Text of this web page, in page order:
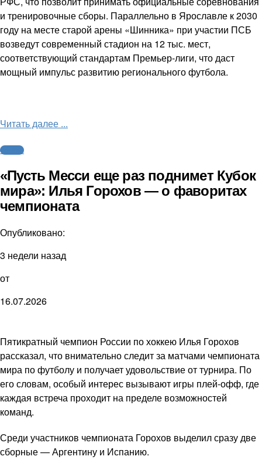
и тренировочные сборы. Параллельно в Ярославле к 2030
году на месте старой арены «Шинника» при участии ПСБ
возведут современный стадион на 12 тыс. мест,
соответствующий стандартам Премьер-лиги, что даст
мощный импульс развитию регионального футбола.
Читать далее ...
Футбол
«Пусть Месси еще раз поднимет Кубок
мира»: Илья Горохов — о фаворитах
чемпионата
Опубликовано:
3 недели назад
от
16.07.2026
Пятикратный чемпион России по хоккею Илья Горохов
рассказал, что внимательно следит за матчами чемпионата
мира по футболу и получает удовольствие от турнира. По
его словам, особый интерес вызывают игры плей-офф, где
каждая встреча проходит на пределе возможностей
команд.
Среди участников чемпионата Горохов выделил сразу две
сборные — Аргентину и Испанию.